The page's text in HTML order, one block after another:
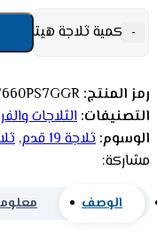
- كمية ثلاجة هيتاشي ١٩ قدم 4 باب دولابى - زجاج رمادى R-W660PS7GGR
رمز المنتج:
التصنيفات: الثلاجات
الوسوم: ثلاجة 19 قدم ,
مشاركة:
الوصف